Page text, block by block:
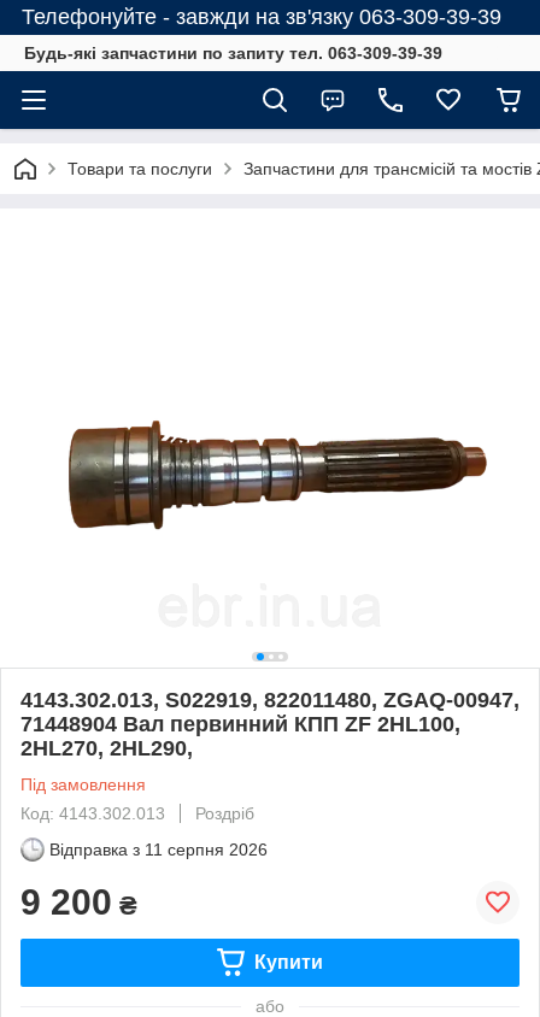
Телефонуйте - завжди на зв'язку 063-309-39-39
Будь-які запчастини по запиту тел. 063-309-39-39
Товари та послуги Запчастини для трансмісій та мостів
4143.302.013, S022919, 822011480, ZGAQ-00947,
71448904 Вал первинний КПП ZF 2HL100,
2HL270, 2HL290,
Під замовлення
Код: 4143.302.013
Роздріб
Відправка з 11 серпня 2026
9 200 ₴
Купити
або